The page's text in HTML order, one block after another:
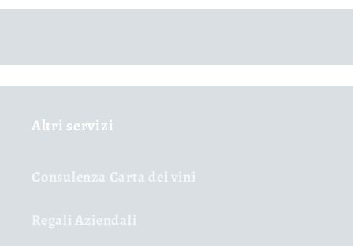
Altri servizi
Consulenza Carta dei vini
Regali Aziendali